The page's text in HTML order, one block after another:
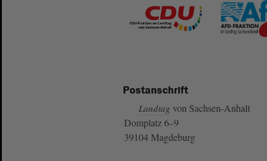
Postanschrift
Landtag von Sachsen-Anhalt
Domplatz 6–9
39104 Magdeburg